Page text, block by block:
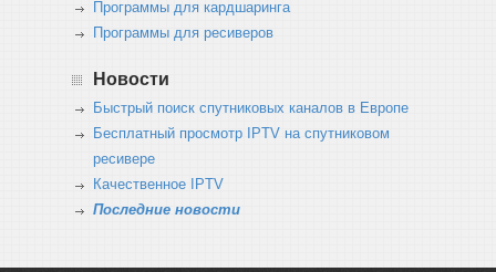
Программы для кардшаринга
Программы для ресиверов
Новости
Быстрый поиск спутниковых каналов в Европе
Бесплатный просмотр IPTV на спутниковом
ресивере
Качественное IPTV
Последние новости